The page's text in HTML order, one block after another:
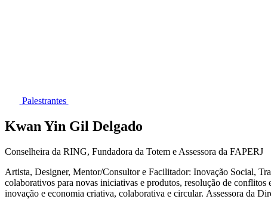
Palestrantes
Kwan Yin Gil Delgado
Conselheira da RING, Fundadora da Totem e Assessora da FAPERJ
Artista, Designer, Mentor/Consultor e Facilitador: Inovação Social,
colaborativos para novas iniciativas e produtos, resolução de
inovação e economia criativa, colaborativa e circular. Assessora da